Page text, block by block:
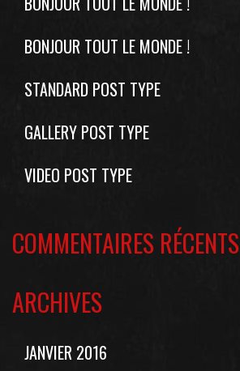
BONJOUR TOUT LE MONDE !
STANDARD POST TYPE
GALLERY POST TYPE
VIDEO POST TYPE
COMMENTAIRES RÉCENTS
ARCHIVES
JANVIER 2016